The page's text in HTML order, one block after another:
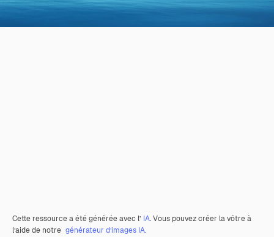
Cette ressource a été générée avec l’ IA. Vous pouvez créer la vôtre à
l’aide de notre générateur d’images IA.